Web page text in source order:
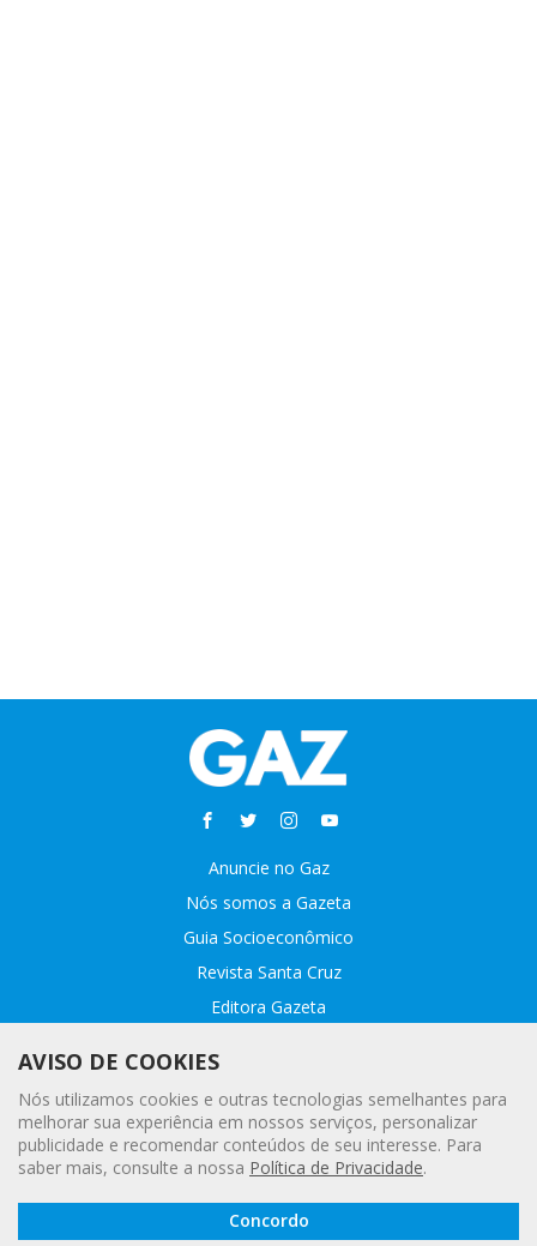
Leia a
Digital
Anuncie no Gaz
Nós somos a Gazeta
Guia Socioeconômico
Revista Santa Cruz
Editora Gazeta
Fale conosco
Webmail
Assinatura Premiada
Política Geral de Privacidade e Proteção
de Dados Pessoais
AVISO DE COOKIES
Nós utilizamos cookies e outras tecnologias semelhantes para
melhorar sua experiência em nossos serviços, personalizar
publicidade e recomendar conteúdos de seu interesse. Para
saber mais, consulte a nossa Política de Privacidade.
Concordo